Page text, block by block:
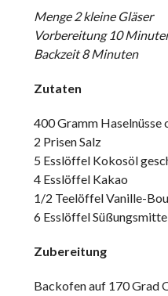
Menge 2 kleine Gläser
Vorbereitung 10
Backzeit 8 Minuten
Zutaten
400 Gramm Haselnüsse
2 Prisen Salz
5 Esslöffel Kokosöl
4 Esslöffel Kakao
1/2 Teelöffel Vanille-
6 Esslöffel
Zubereitung
Backofen auf 170 Grad